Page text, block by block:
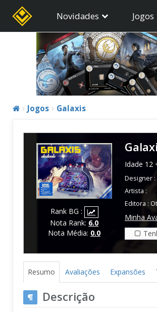
Novidades Jogos
Jogos Galaxis
Rank BG :
Nota Rank: 6.0
Nota Média: 0.0
Idade 12
Designer :
Artista :
Editora :
Minha
Resumo Avaliações Expansões
Descrição